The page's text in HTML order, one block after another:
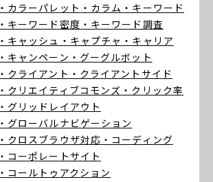
・カラーパレット ・カラム ・キーワード
・キーワード密度 ・キーワード調査
・キャッシュ ・キャプチャ ・キャリア
・キャンペーン ・グーグルボット
・クライアント ・クライアントサイド
・クリエイティブコモンズ ・クリック率
・グリッドレイアウト
・グローバルナビゲーション
・クロスブラウザ対応 ・コーディング
・コーポレートサイト
・コールトゥアクション